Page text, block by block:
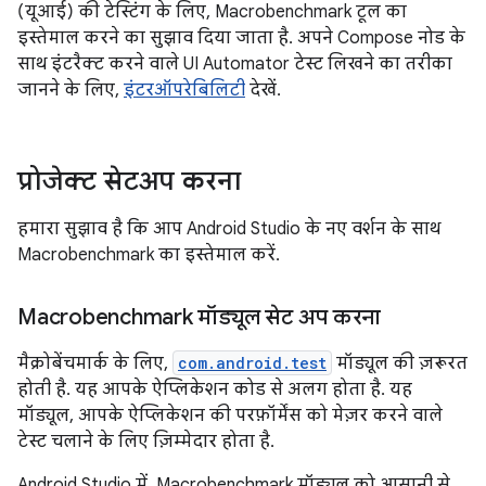
(यूआई) की टेस्टिंग के लिए, Macrobenchmark टूल का
इस्तेमाल करने का सुझाव दिया जाता है. अपने Compose नोड के
साथ इंटरैक्ट करने वाले UI Automator टेस्ट लिखने का तरीका
जानने के लिए, इंटरऑपरेबिलिटी देखें.
प्रोजेक्ट सेटअप करना
हमारा सुझाव है कि आप Android Studio के नए वर्शन के साथ
Macrobenchmark का इस्तेमाल करें.
Macrobenchmark मॉड्यूल सेट अप करना
मैक्रोबेंचमार्क के लिए, com.android.test मॉड्यूल की ज़रूरत
होती है. यह आपके ऐप्लिकेशन कोड से अलग होता है. यह
मॉड्यूल, आपके ऐप्लिकेशन की परफ़ॉर्मेंस को मेज़र करने वाले
टेस्ट चलाने के लिए ज़िम्मेदार होता है.